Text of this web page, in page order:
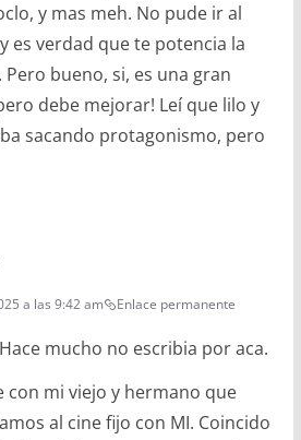
y mas meh. No pude ir al
es verdad que te potencia la
Pero bueno, si, es una gran
debe mejorar! Leí que lilo y
sacando protagonismo, pero
a las 9:42 am Enlace permanente
mucho no escribia por aca.
con mi viejo y hermano que
al cine fijo con MI. Coincido